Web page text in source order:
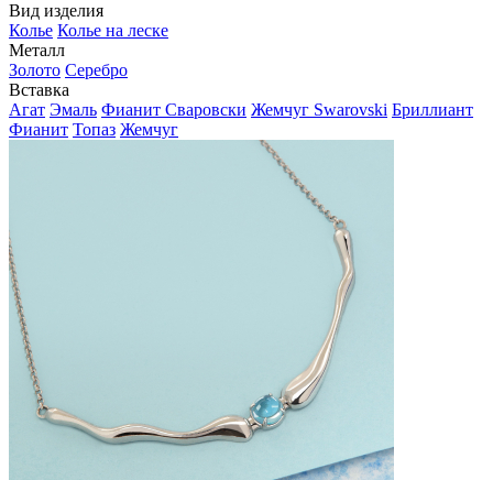
Вид изделия
Колье Колье на леске
Металл
Золото Серебро
Вставка
Агат Эмаль Фианит Сваровски Жемчуг Swarovski Бриллиант
Фианит Топаз Жемчуг